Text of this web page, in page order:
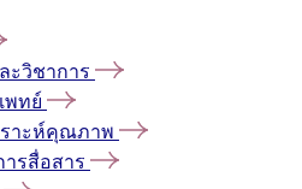
ะวิชาการ
พทย์
ราะห์คุณภาพ
ารสื่อสาร